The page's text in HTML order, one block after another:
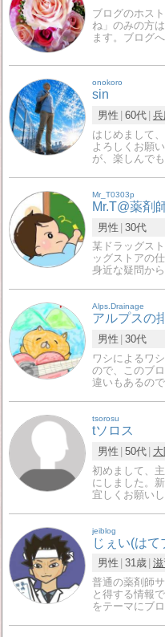
ブログのホス
ね」のみの方
ます。ブログ
onokoro
sin
男性 60代
はじめまして
よろしくお願
が、楽しんで
Mr_T0303p
Mr.T@薬剤
男性 30代
某ドラッグス
ッグストアの
身近な疑問か
Alps.Drainage
アルプスの
男性 30代
ワシによるワ
ので、このブ
違いもあるの
tsorosu
tソロス
男性 50代
初めまして、
にしました。
宜しくお願い
jeiblog
じぇい(は
男性 31歳
普通の薬剤師
と得する情報
をテーマにブ